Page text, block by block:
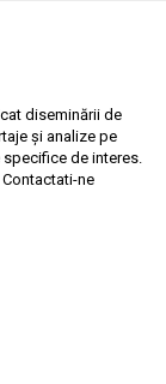
diseminării de
și analize pe
de interes.
ne